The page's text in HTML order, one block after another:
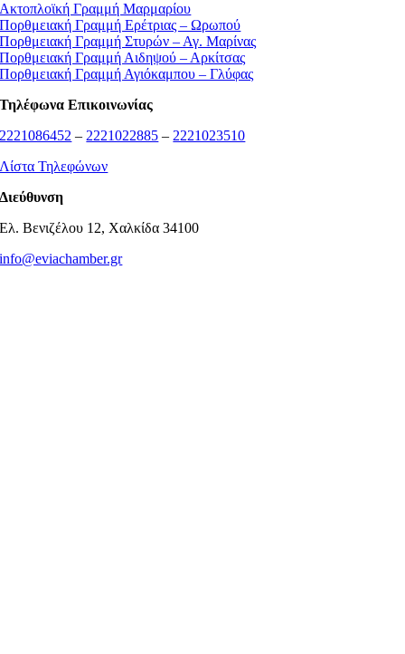
Ακτοπλοϊκή Γραμμή Μαρμαρίου
Πορθμειακή Γραμμή Ερέτριας – Ωρωπού
Πορθμειακή Γραμμή Στυρών – Αγ. Μαρίνας
Πορθμειακή Γραμμή Αιδηψού – Αρκίτσας
Πορθμειακή Γραμμή Αγιόκαμπου – Γλύφας
Τηλέφωνα Επικοινωνίας
2221086452 – 2221022885 – 2221023510
Λίστα Τηλεφώνων
Διεύθυνση
Ελ. Βενιζέλου 12, Χαλκίδα 34100
info@eviachamber.gr